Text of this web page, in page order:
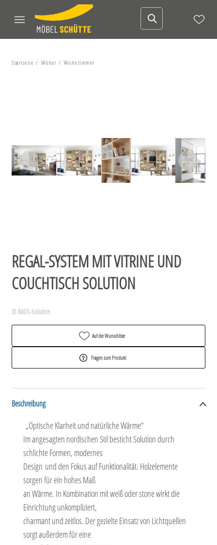
Startseite Möbel Wohnzimmer
REGAL-SYSTEM MIT VITRINE UND
COUCHTISCH SOLUTION
ID 8003-Solution
Auf die Wunschliste
Fragen zum Produkt
Beschreibung
„Optische Klarheit und natürliche Wärme“
Im angesagten nordischen Stil besticht Solution durch
schlichte Formen, modernes
Design und den Fokus auf Funktionalität. Holzelemente
sorgen für ein hohes Maß
an Wärme. In Kombination mit weiß oder stone wirkt die
Einrichtung unkompliziert,
charmant und zeitlos. Der gezielte Einsatz von Lichtquellen
sorgt außerdem für eine